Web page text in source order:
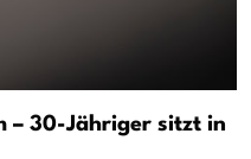
– 30-Jähriger sitzt in